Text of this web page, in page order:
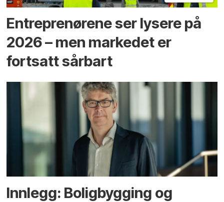
Entreprenørene ser lysere på
2026 – men markedet er
fortsatt sårbart
Innlegg: Boligbygging og